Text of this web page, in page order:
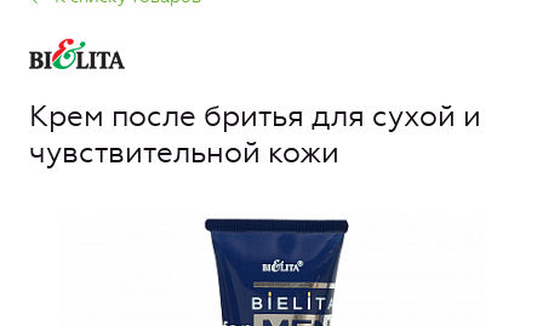
Крем после бритья для сухой и
чувствительной кожи